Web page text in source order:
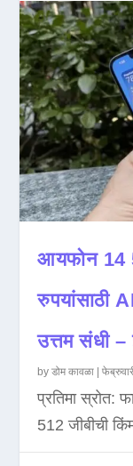
आयफोन 14
रुपयांसाठी
उत्तम संधी –
byडोम कावळा |
प्रतिमा स्रोत:
512 जीबीची